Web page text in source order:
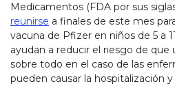
Medicamentos (FDA por sus
reunirse a finales de este mes
vacuna de Pfizer en niños de 5 a
ayudan a reducir el riesgo de que
sobre todo en el caso de las
pueden causar la hospitalización